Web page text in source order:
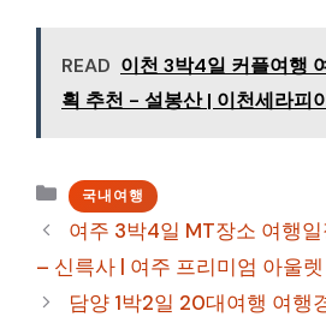
READ 이천 3박4일 커플여행
획 추천 - 설봉산 | 이천세라피
카
테
고
리
국내여행
여주 3박4일 MT장소 여행
– 신륵사 | 여주 프리미엄 아울
담양 1박2일 20대여행 여행